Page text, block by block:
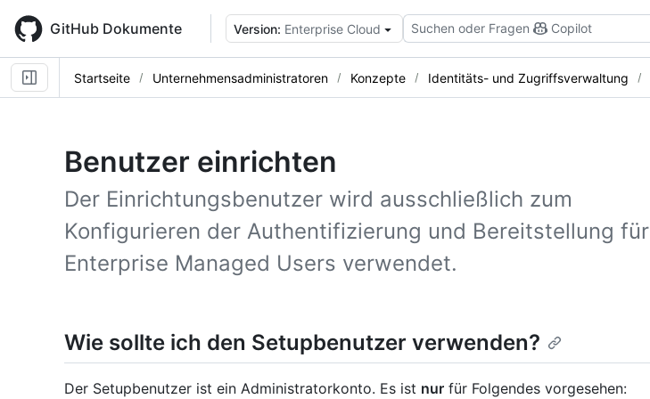
main
content
GitHub Dokumente Version: Enterprise Cloud Suchen oder Fragen Copilot
Startseite Unternehmensadministratoren Konzepte Identitäts- und Zugriffsverwaltung
Benutzer einrichten
Der Einrichtungsbenutzer wird ausschließlich zum
Konfigurieren der Authentifizierung und Bereitstellung für
Enterprise Managed Users verwendet.
Wie sollte ich den Setupbenutzer verwenden?
Der Setupbenutzer ist ein Administratorkonto. Es ist nur für Folgendes vorgesehen: